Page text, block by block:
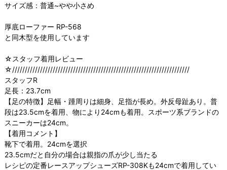
サイズ感：普通~やや小さめ
厚底ローファー RP-568
と同木型を使用しています
☆スタッフ着用レビュー
☆//////////////////////////////////////////////////////////////////////
スタッフR
足長：23.7cm
【足の特徴】足幅・踵周りは細身、足指が長め。外反母趾あり。普
段は23.5cmを着用、物により24cmも着用。スポーツ系ブランドの
スニーカーは24cm。
【着用コメント】
靴下で着用。24cmを選択
23.5cmだと自分の場合は親指の爪が少し当たる
レシピの定番レースアップシューズRP-308Kも24cmで着用してい